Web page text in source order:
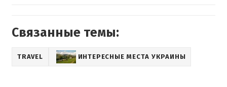
Связанные темы:
TRAVEL ИНТЕРЕСНЫЕ МЕСТА УКРАИНЫ